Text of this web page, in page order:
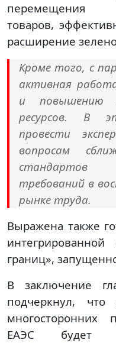
перемещения
товаров,
расширение
Кроме того, с
активная
и повышению
ресурсов. В
провести
вопросам
стандартов
требований в
рынке труда.
Выражена также
границ»,
В заключение
подчеркнул, что
многосторонних
ЕАЭС будет